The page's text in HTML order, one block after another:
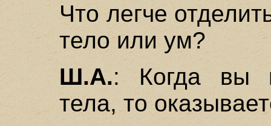
Что легче
тело или ум?
Ш.А.: Когда вы
тела, то